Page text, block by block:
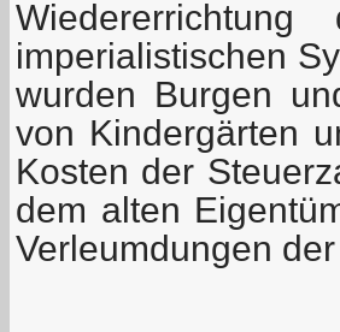
imperialistischen
wurden Burgen
von Kindergärten
Kosten der
dem alten
Verleumdungen